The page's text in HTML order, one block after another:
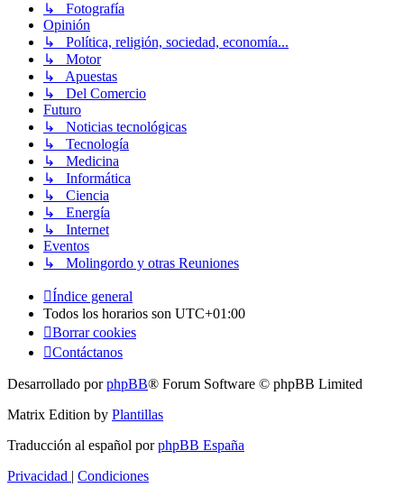
↳ Fotografía
Opinión
↳ Política, religión, sociedad, economía...
↳ Motor
↳ Apuestas
↳ Del Comercio
Futuro
↳ Noticias tecnológicas
↳ Tecnología
↳ Medicina
↳ Informática
↳ Ciencia
↳ Energía
↳ Internet
Eventos
↳ Molingordo y otras Reuniones
Índice general
Todos los horarios son UTC+01:00
Borrar cookies
Contáctanos
Desarrollado porphpBB® Forum Software © phpBB Limited
Matrix Edition by Plantillas
Traducción al español porphpBB España
Privacidad | Condiciones